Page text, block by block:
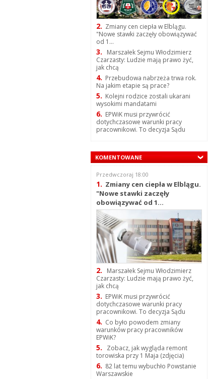
2. Zmiany cen ciepła w Elblągu.
"Nowe stawki zaczęły obowiązywać
od 1...
3.
Marszałek Sejmu Włodzimierz
Czarzasty: Ludzie mają prawo żyć,
jak chcą
4. Przebudowa nabrzeża trwa rok.
Na jakim etapie są prace?
5. Kolejni rodzice zostali ukarani
wysokimi mandatami
6. EPWiK musi przywrócić
dotychczasowe warunki pracy
pracownikowi. To decyzja Sądu
KOMENTOWANE
Przedwczoraj 18:00
1. Zmiany cen ciepła w Elblągu.
"Nowe stawki zaczęły
obowiązywać od 1...
2.
Marszałek Sejmu Włodzimierz
Czarzasty: Ludzie mają prawo żyć,
jak chcą
3. EPWiK musi przywrócić
dotychczasowe warunki pracy
pracownikowi. To decyzja Sądu
4. Co było powodem zmiany
warunków pracy pracowników
EPWiK?
5.
Zobacz, jak wygląda remont
torowiska przy 1 Maja (zdjęcia)
6. 82 lat temu wybuchło Powstanie
Warszawskie